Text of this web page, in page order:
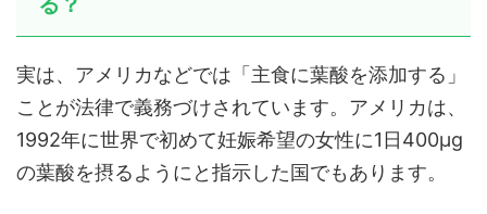
る？
実は、アメリカなどでは「主食に葉酸を添加する」
ことが法律で義務づけされています。アメリカは、
1992年に世界で初めて妊娠希望の女性に1日400μg
の葉酸を摂るようにと指示した国でもあります。